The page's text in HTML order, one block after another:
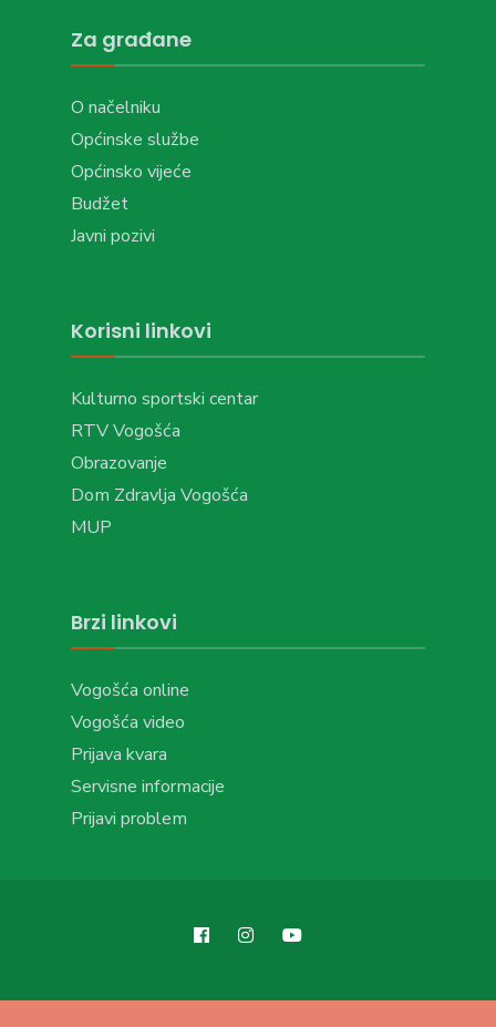
Za građane
O načelniku
Općinske službe
Općinsko vijeće
Budžet
Javni pozivi
Korisni linkovi
Kulturno sportski centar
RTV Vogošća
Obrazovanje
Dom Zdravlja Vogošća
MUP
Brzi linkovi
Vogošća online
Vogošća video
Prijava kvara
Servisne informacije
Prijavi problem